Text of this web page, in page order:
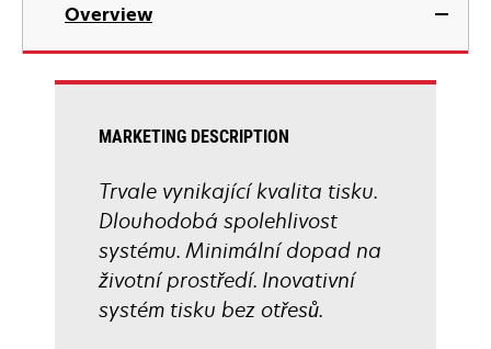
Overview
MARKETING DESCRIPTION
Trvale vynikající kvalita tisku.
Dlouhodobá spolehlivost
systému. Minimální dopad na
životní prostředí. Inovativní
systém tisku bez otřesů.